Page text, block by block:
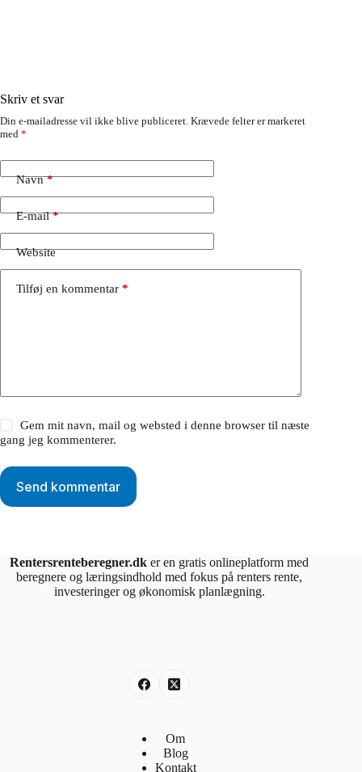
Skriv et svar
Din e-mailadresse vil ikke blive publiceret. Krævede felter er markeret
med *
Navn*
E-mail*
Website
Tilføj en kommentar *
Gem mit navn, mail og websted i denne browser til næste
gang jeg kommenterer.
Send kommentar
Rentersrenteberegner.dk er en gratis onlineplatform med
beregnere og læringsindhold med fokus på renters rente,
investeringer og økonomisk planlægning.
Om
Blog
Kontakt